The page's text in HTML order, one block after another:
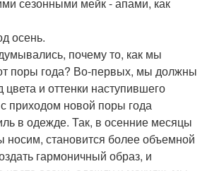
сезонными мейк - апами, как
осень.
почему то, как мы
поры года? Во-первых, мы должны
цвета и оттенки наступившего
приходом новой поры года
в одежде. Так, в осенние месяцы
становится более объемной
гармоничный образ, и